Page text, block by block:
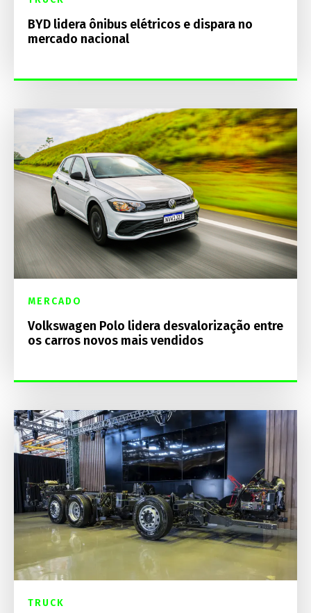
BYD lidera ônibus elétricos e dispara no
mercado nacional
MERCADO
Volkswagen Polo lidera desvalorização entre
os carros novos mais vendidos
TRUCK